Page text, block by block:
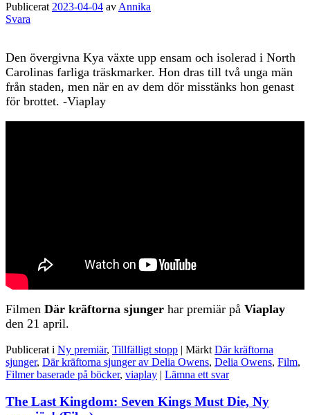
Publicerat2023-04-04 avAnnika
Svara
Den övergivna Kya växte upp ensam och isolerad i North
Carolinas farliga träskmarker. Hon dras till två unga män
från staden, men när en av dem dör misstänks hon genast
för brottet. -Viaplay
Filmen Där kräftorna sjunger har premiär på Viaplay
den 21 april.
Publicerat i Ny premiär, Tillfälligt stopp Märkt Där kräftorna
sjunger, Där kräftorna sjunger av Delia Owens, Delia Owens, Film,
Filmer baserade på böcker, viaplay Lämna ett svar
The Last Kingdom: Seven Kings Must Die, Ny